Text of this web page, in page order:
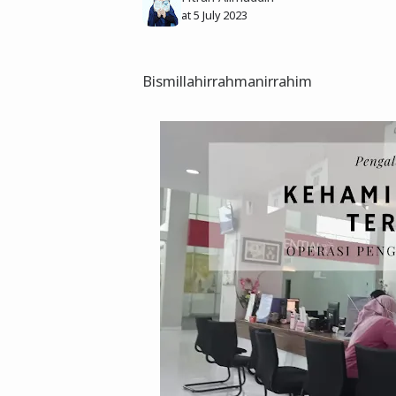
at5 July 2023
Bismillahirrahmanirrahim